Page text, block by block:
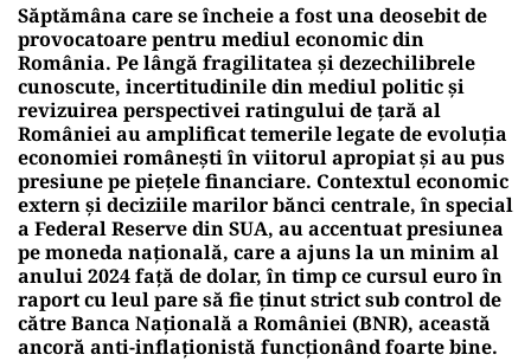
Săptămâna care se încheie a fost una deosebit de
provocatoare pentru mediul economic din
România. Pe lângă fragilitatea şi dezechilibrele
cunoscute, incertitudinile din mediul politic şi
revizuirea perspectivei ratingului de ţară al
României au amplificat temerile legate de evoluţia
economiei româneşti în viitorul apropiat şi au pus
presiune pe pieţele financiare. Contextul economic
extern şi deciziile marilor bănci centrale, în special
a Federal Reserve din SUA, au accentuat presiunea
pe moneda naţională, care a ajuns la un minim al
anului 2024 faţă de dolar, în timp ce cursul euro în
raport cu leul pare să fie ţinut strict sub control de
către Banca Naţională a României (BNR), această
ancoră anti-inflaţionistă funcţionând foarte bine.